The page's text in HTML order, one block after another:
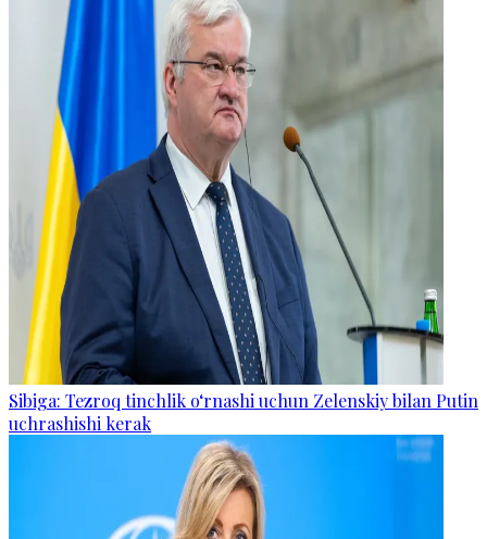
Sibiga: Tezroq tinchlik o‘rnashi uchun Zelenskiy bilan Putin
uchrashishi kerak